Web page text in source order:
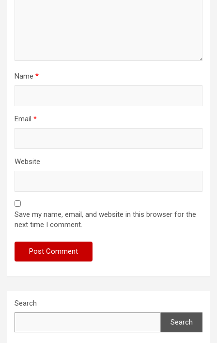
Name *
Email *
Website
Save my name, email, and website in this browser for the
next time I comment.
Search
Search